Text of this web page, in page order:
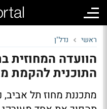
ראשי נדל"ן
הוועדה המחוזית
התוכנית להקמת
מתכננת מחוז תל אביב,